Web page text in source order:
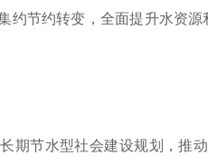
约节约转变，全面提升水资
节水型社会建设规划，推动